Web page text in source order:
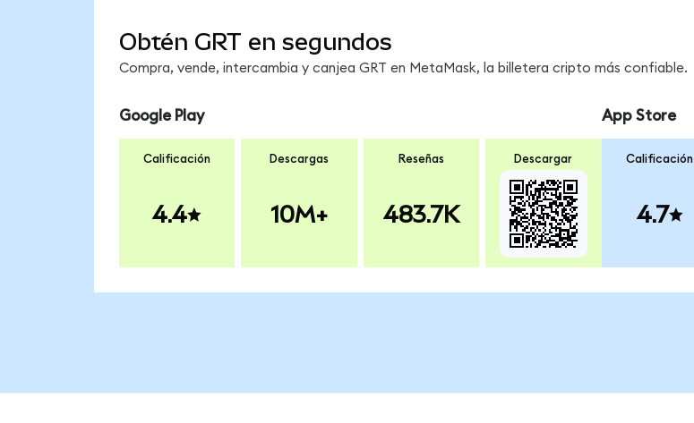
Obtén GRT en segundos
Compra, vende, intercambia y canjea GRT en MetaMask, la billetera cripto más confiable.
Google Play
Calificación
4.4
Descargas
10M+
Reseñas
483.7K
Descargar
App Store
Calificación
4.7